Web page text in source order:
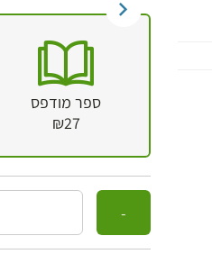
ספר מודפס
₪27
כמות